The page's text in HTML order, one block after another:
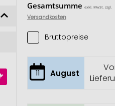
Gesamtsumme exkl. MwSt. zzgl.
Versandkosten
Bruttopreise
11 August